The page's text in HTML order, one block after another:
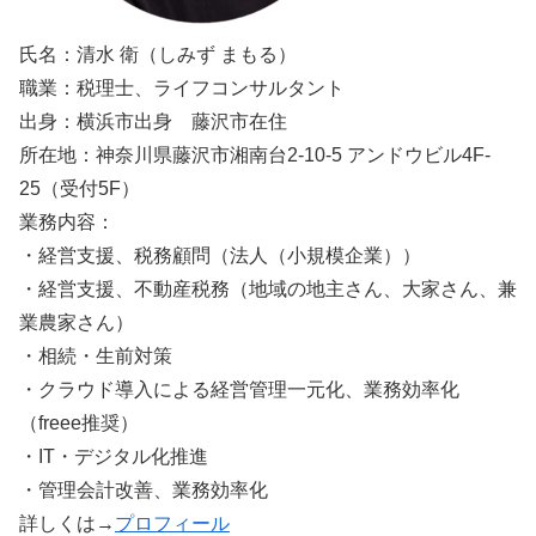
氏名：清水 衛（しみず まもる）
職業：税理士、ライフコンサルタント
出身：横浜市出身 藤沢市在住
所在地：神奈川県藤沢市湘南台2-10-5 アンドウビル4F-
25（受付5F）
業務内容：
・経営支援、税務顧問（法人（小規模企業））
・経営支援、不動産税務（地域の地主さん、大家さん、兼
業農家さん）
・相続・生前対策
・クラウド導入による経営管理一元化、業務効率化
（freee推奨）
・IT・デジタル化推進
・管理会計改善、業務効率化
詳しくは→ プロフィール